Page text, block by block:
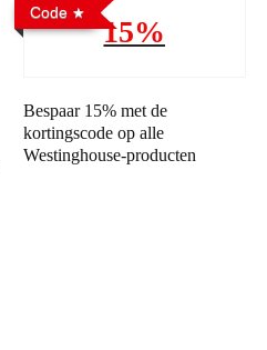
Code
15%
Bespaar 15% met de
kortingscode op alle
Westinghouse-producten